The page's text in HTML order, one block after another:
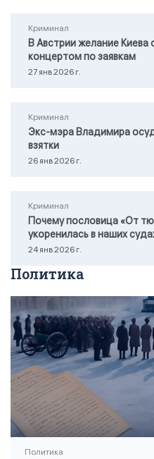
Криминал
В Австрии желание Киева
концертом по заявкам
27 янв 2026 г.
Криминал
Экс-мэра Владимира
взятки
26 янв 2026 г.
Криминал
Почему пословица «От
укоренилась в наших
24 янв 2026 г.
Политика
Политика